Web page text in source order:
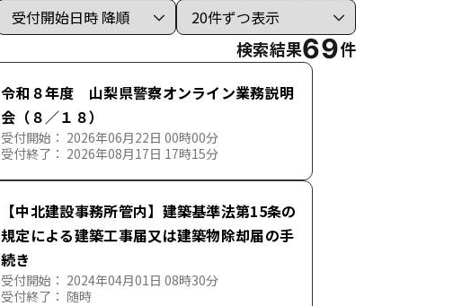
検索結果69件
令和８年度 山梨県警察オンライン業務説明
会（８／１８）
受付開始： 2026年06月22日 00時00分
受付終了： 2026年08月17日 17時15分
【中北建設事務所管内】建築基準法第15条の
規定による建築工事届又は建築物除却届の手
続き
受付開始： 2024年04月01日 08時30分
受付終了： 随時